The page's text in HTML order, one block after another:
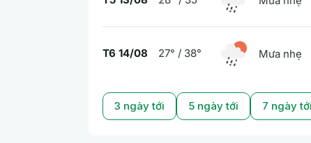
T6 14/08 27° / 38° Mưa nhẹ
3 ngày tới 5 ngày tới 7 ngày tới